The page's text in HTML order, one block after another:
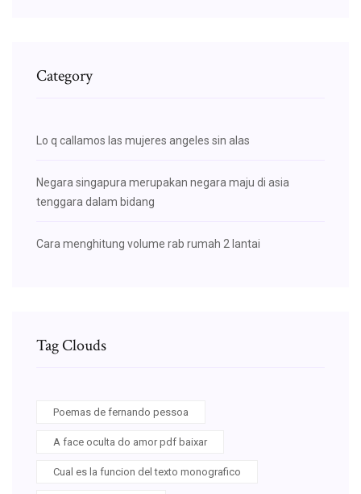
Category
Lo q callamos las mujeres angeles sin alas
Negara singapura merupakan negara maju di asia
tenggara dalam bidang
Cara menghitung volume rab rumah 2 lantai
Tag Clouds
Poemas de fernando pessoa
A face oculta do amor pdf baixar
Cual es la funcion del texto monografico